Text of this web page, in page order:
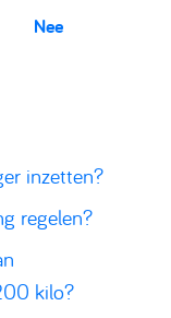
Nee
inzetten?
regelen?
kilo?